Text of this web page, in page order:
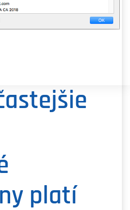
platí